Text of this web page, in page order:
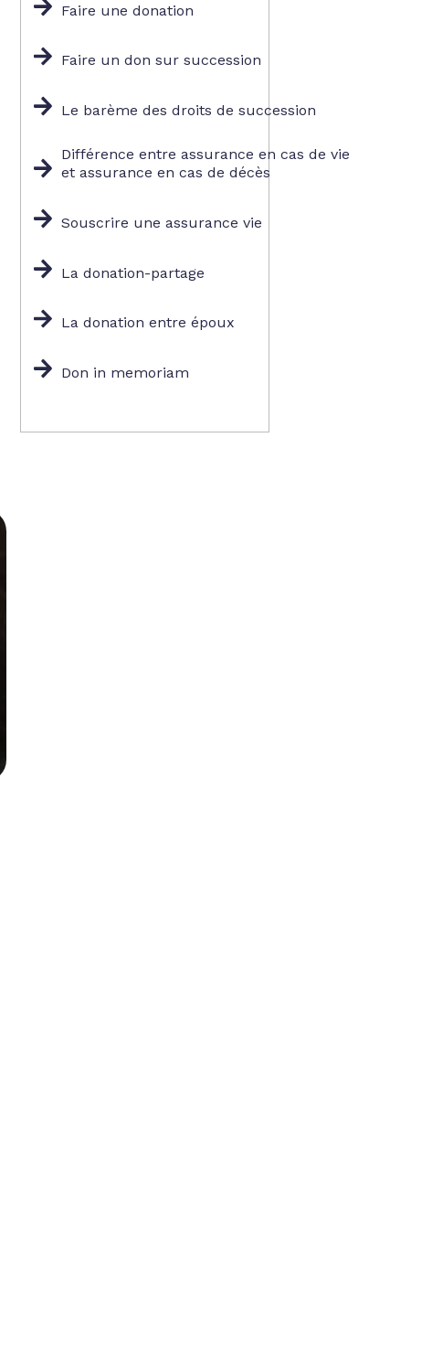
Faire une donation
Faire un don sur succession
Le barème des droits de succession
Différence entre assurance en cas de vie
et assurance en cas de décès
Souscrire une assurance vie
La donation-partage
La donation entre époux
Don in memoriam